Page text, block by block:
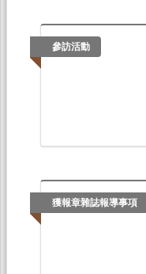
參訪活動
獲報章雜誌報導事項